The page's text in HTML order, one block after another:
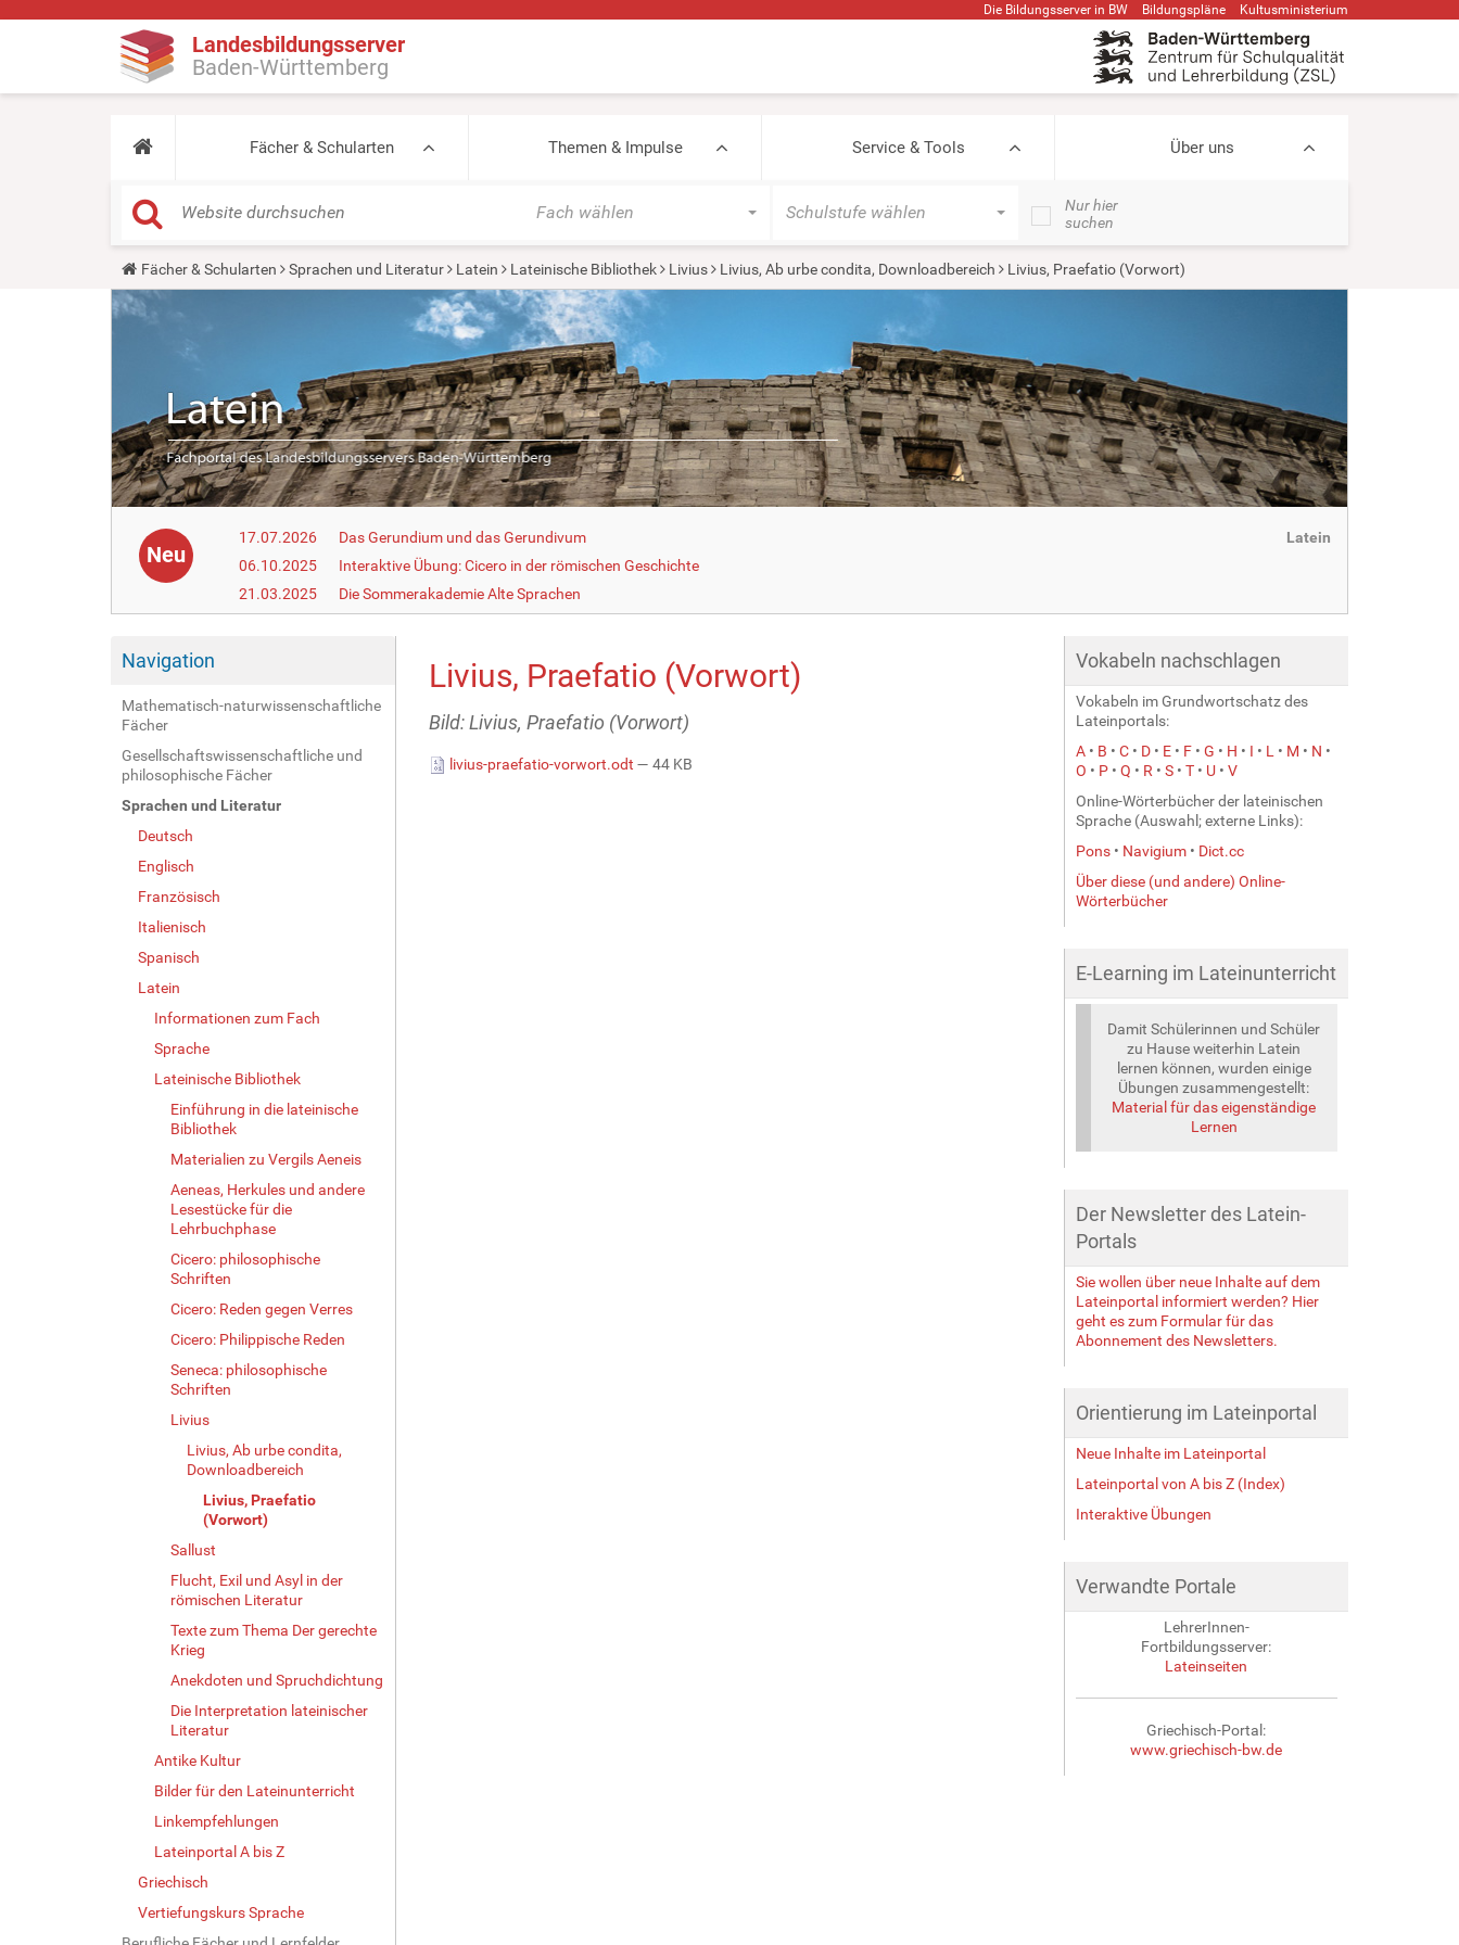
Die Bildungsserver in BW Bildungspläne Kultusministerium
Landesbildungsserver
Baden-Württemberg
Fächer & Schularten Themen & Impulse Service & Tools Über uns
Fach wählen Schulstufe wählen
Nur hier
suchen
Y
o
u
a
e
:
Fächer & Schularten Sprachen und Literatur Latein Lateinische Bibliothek Livius Livius, Ab urbe condita, Downloadbereich Livius, Praefatio (Vorwort)
Neu
17.07.2026
Das Gerundium und das Gerundivum
06.10.2025
Interaktive Übung: Cicero in der römischen Geschichte
21.03.2025
Die Sommerakademie Alte Sprachen
Latein
Navigation
Mathematisch-naturwissenschaftliche
Fächer
Gesellschaftswissenschaftliche und
philosophische Fächer
Sprachen und Literatur
Deutsch
Englisch
Französisch
Italienisch
Spanisch
Latein
Informationen zum Fach
Sprache
Lateinische Bibliothek
Einführung in die lateinische
Bibliothek
Materialien zu Vergils Aeneis
Aeneas, Herkules und andere
Lesestücke für die
Lehrbuchphase
Cicero: philosophische
Schriften
Cicero: Reden gegen Verres
Cicero: Philippische Reden
Seneca: philosophische
Schriften
Livius
Livius, Ab urbe condita,
Downloadbereich
Livius, Praefatio
(Vorwort)
Sallust
Flucht, Exil und Asyl in der
römischen Literatur
Texte zum Thema Der gerechte
Krieg
Anekdoten und Spruchdichtung
Die Interpretation lateinischer
Literatur
Antike Kultur
Bilder für den Lateinunterricht
Linkempfehlungen
Lateinportal A bis Z
Griechisch
Vertiefungskurs Sprache
Livius, Praefatio (Vorwort)
Bild: Livius, Praefatio (Vorwort)
livius-praefatio-vorwort.odt — 44 KB
Vokabeln nachschlagen
Vokabeln im Grundwortschatz des
Lateinportals:
A• B • C• D• E• F• G • H • I • L • M • N •
O • P• Q • R • S• T• U• V
Online-Wörterbücher der lateinischen
Sprache (Auswahl; externe Links):
Pons• Navigium• Dict.cc
Über diese (und andere) Online-
Wörterbücher
E-Learning im Lateinunterricht
Damit Schülerinnen und Schüler
zu Hause weiterhin Latein
lernen können, wurden einige
Übungen zusammengestellt:
Material für das eigenständige
Lernen
Der Newsletter des Latein-
Portals
Sie wollen über neue Inhalte auf dem
Lateinportal informiert werden? Hier
geht es zum Formular für das
Abonnement des Newsletters.
Orientierung im Lateinportal
Neue Inhalte im Lateinportal
Lateinportal von A bis Z (Index)
Interaktive Übungen
Verwandte Portale
LehrerInnen-
Fortbildungsserver:
Lateinseiten
Griechisch-Portal:
www.griechisch-bw.de